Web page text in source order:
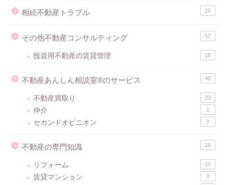
相続不動産トラブル 26
その他不動産コンサルティング 57
投資用不動産の賃貸管理 18
不動産あんしん相談室®のサービス 40
不動産買取り 23
仲介 1
セカンドオピニオン 7
不動産の専門知識 26
リフォーム 15
賃貸マンション 3